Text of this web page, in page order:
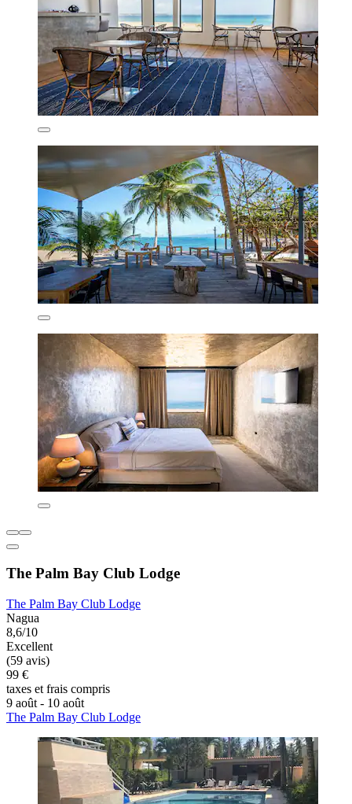
The Palm Bay Club Lodge
The Palm Bay Club Lodge
Nagua
8,6/10
Excellent
(59 avis)
99 €
taxes et frais compris
9 août - 10 août
The Palm Bay Club Lodge